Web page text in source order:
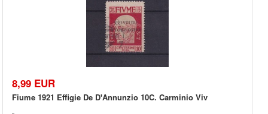
8,99 EUR
Fiume 1921 Effigie De D'Annunzio 10C. Carminio Viv